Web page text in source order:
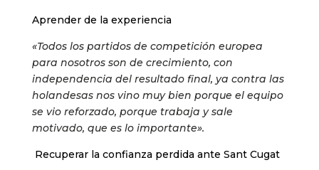
Aprender de la experiencia
«Todos los partidos de competición europea
para nosotros son de crecimiento, con
independencia del resultado final, ya contra las
holandesas nos vino muy bien porque el equipo
se vio reforzado, porque trabaja y sale
motivado, que es lo importante».
Recuperar la confianza perdida ante Sant Cugat